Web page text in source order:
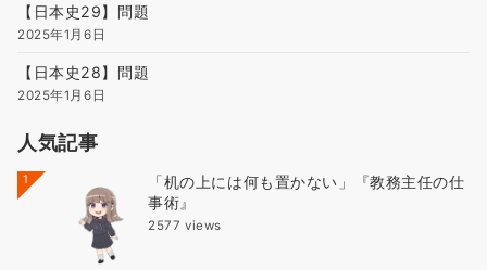
【日本史29】問題
2025年1月6日
【日本史28】問題
2025年1月6日
人気記事
1
「机の上には何も置かない」『教務主任の仕
事術』
2577 views